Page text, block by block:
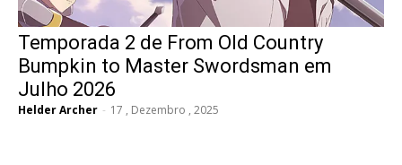
Temporada 2 de From Old Country
Bumpkin to Master Swordsman em
Julho 2026
Helder Archer - 17 , Dezembro , 2025